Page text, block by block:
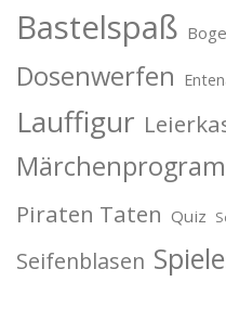
Bastelspaß
Dosenwerfen
Lauffigur
Piraten Taten Quiz
Seifenblasen